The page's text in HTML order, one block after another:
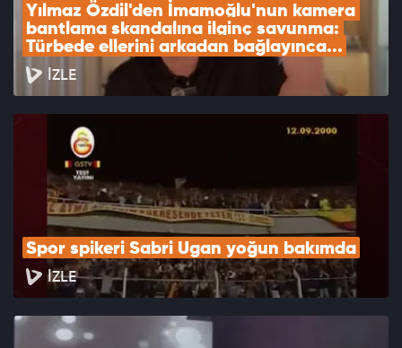
Yılmaz Özdil'den İmamoğlu'nun kamera
bantlama skandalına ilginç savunma:
Türbede ellerini arkadan bağlayınca...
İZLE
Spor spikeri Sabri Ugan yoğun bakımda
İZLE